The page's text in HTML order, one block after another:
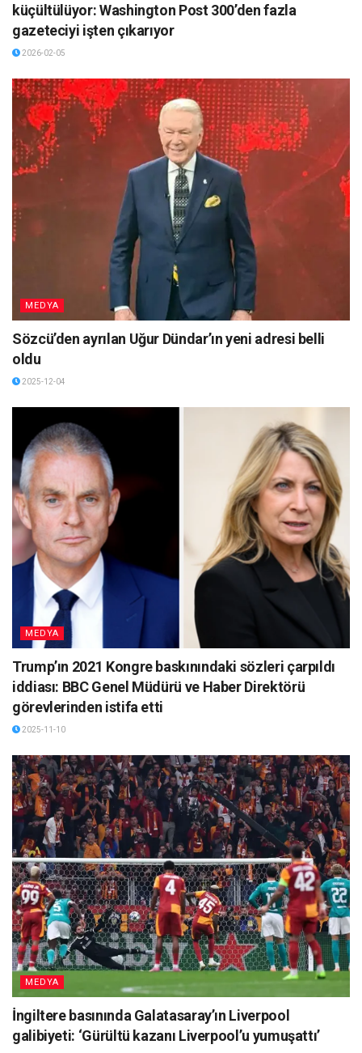
küçültülüyor: Washington Post 300’den fazla
gazeteciyi işten çıkarıyor
2026-02-05
MEDYA
Sözcü’den ayrılan Uğur Dündar’ın yeni adresi belli
oldu
2025-12-04
MEDYA
Trump’ın 2021 Kongre baskınındaki sözleri çarpıldı
iddiası: BBC Genel Müdürü ve Haber Direktörü
görevlerinden istifa etti
2025-11-10
MEDYA
İngiltere basınında Galatasaray’ın Liverpool
galibiyeti: ‘Gürültü kazanı Liverpool’u yumuşattı’